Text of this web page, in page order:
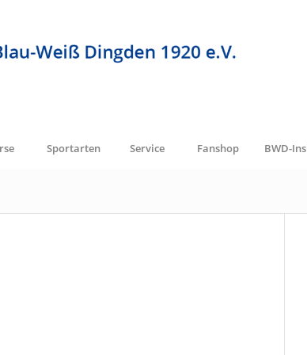
Sportarten Service Fanshop BWD-